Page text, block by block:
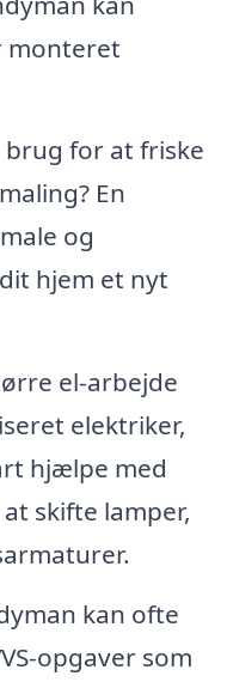
monteret
brug for at friske
En
og
hjem et nyt
el-arbejde
elektriker,
hjælpe med
skifte lamper,
kan ofte
opgaver som